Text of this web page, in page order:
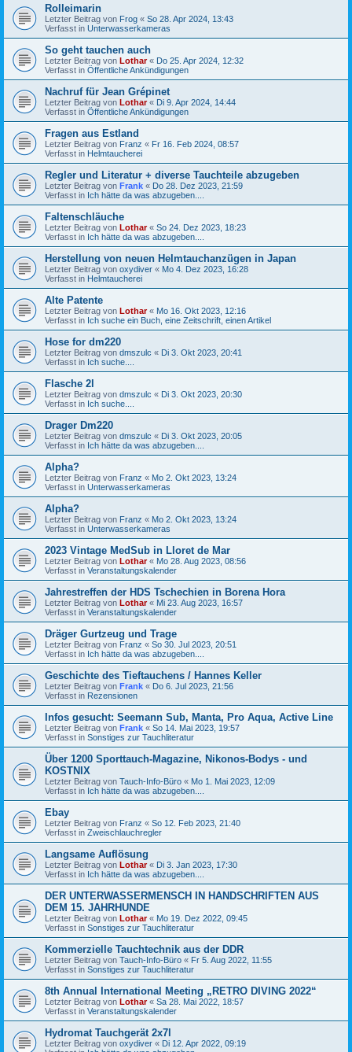
Rolleimarin
Letzter Beitrag von Frog « So 28. Apr 2024, 13:43
Verfasst in Unterwasserkameras
So geht tauchen auch
Letzter Beitrag von Lothar« Do 25. Apr 2024, 12:32
Verfasst in Öffentliche Ankündigungen
Nachruf für Jean Grépinet
Letzter Beitrag von Lothar« Di 9. Apr 2024, 14:44
Verfasst in Öffentliche Ankündigungen
Fragen aus Estland
Letzter Beitrag von Franz « Fr 16. Feb 2024, 08:57
Verfasst in Helmtaucherei
Regler und Literatur + diverse Tauchteile abzugeben
Letzter Beitrag von Frank « Do 28. Dez 2023, 21:59
Verfasst in Ich hätte da was abzugeben....
Faltenschläuche
Letzter Beitrag von Lothar« So 24. Dez 2023, 18:23
Verfasst in Ich hätte da was abzugeben....
Herstellung von neuen Helmtauchanzügen in Japan
Letzter Beitrag von oxydiver « Mo 4. Dez 2023, 16:28
Verfasst in Helmtaucherei
Alte Patente
Letzter Beitrag von Lothar« Mo 16. Okt 2023, 12:16
Verfasst in Ich suche ein Buch, eine Zeitschrift, einen Artikel
Hose for dm220
Letzter Beitrag von dmszulc « Di 3. Okt 2023, 20:41
Verfasst in Ich suche....
Flasche 2l
Letzter Beitrag von dmszulc « Di 3. Okt 2023, 20:30
Verfasst in Ich suche....
Drager Dm220
Letzter Beitrag von dmszulc « Di 3. Okt 2023, 20:05
Verfasst in Ich hätte da was abzugeben....
Alpha?
Letzter Beitrag von Franz « Mo 2. Okt 2023, 13:24
Verfasst in Unterwasserkameras
Alpha?
Letzter Beitrag von Franz « Mo 2. Okt 2023, 13:24
Verfasst in Unterwasserkameras
2023 Vintage MedSub in Lloret de Mar
Letzter Beitrag von Lothar« Mo 28. Aug 2023, 08:56
Verfasst in Veranstaltungskalender
Jahrestreffen der HDS Tschechien in Borena Hora
Letzter Beitrag von Lothar« Mi 23. Aug 2023, 16:57
Verfasst in Veranstaltungskalender
Dräger Gurtzeug und Trage
Letzter Beitrag von Franz « So 30. Jul 2023, 20:51
Verfasst in Ich hätte da was abzugeben....
Geschichte des Tieftauchens / Hannes Keller
Letzter Beitrag von Frank « Do 6. Jul 2023, 21:56
Verfasst in Rezensionen
Infos gesucht: Seemann Sub, Manta, Pro Aqua, Active Line
Letzter Beitrag von Frank « So 14. Mai 2023, 19:57
Verfasst in Sonstiges zur Tauchliteratur
Über 1200 Sporttauch-Magazine, Nikonos-Bodys - und
KOSTNIX
Letzter Beitrag von Tauch-Info-Büro « Mo 1. Mai 2023, 12:09
Verfasst in Ich hätte da was abzugeben....
Ebay
Letzter Beitrag von Franz « So 12. Feb 2023, 21:40
Verfasst in Zweischlauchregler
Langsame Auflösung
Letzter Beitrag von Lothar« Di 3. Jan 2023, 17:30
Verfasst in Ich hätte da was abzugeben....
DER UNTERWASSERMENSCH IN HANDSCHRIFTEN AUS
DEM 15. JAHRHUNDE
Letzter Beitrag von Lothar« Mo 19. Dez 2022, 09:45
Verfasst in Sonstiges zur Tauchliteratur
Kommerzielle Tauchtechnik aus der DDR
Letzter Beitrag von Tauch-Info-Büro « Fr 5. Aug 2022, 11:55
Verfasst in Sonstiges zur Tauchliteratur
8th Annual International Meeting „RETRO DIVING 2022“
Letzter Beitrag von Lothar« Sa 28. Mai 2022, 18:57
Verfasst in Veranstaltungskalender
Hydromat Tauchgerät 2x7l
Letzter Beitrag von oxydiver « Di 12. Apr 2022, 09:19